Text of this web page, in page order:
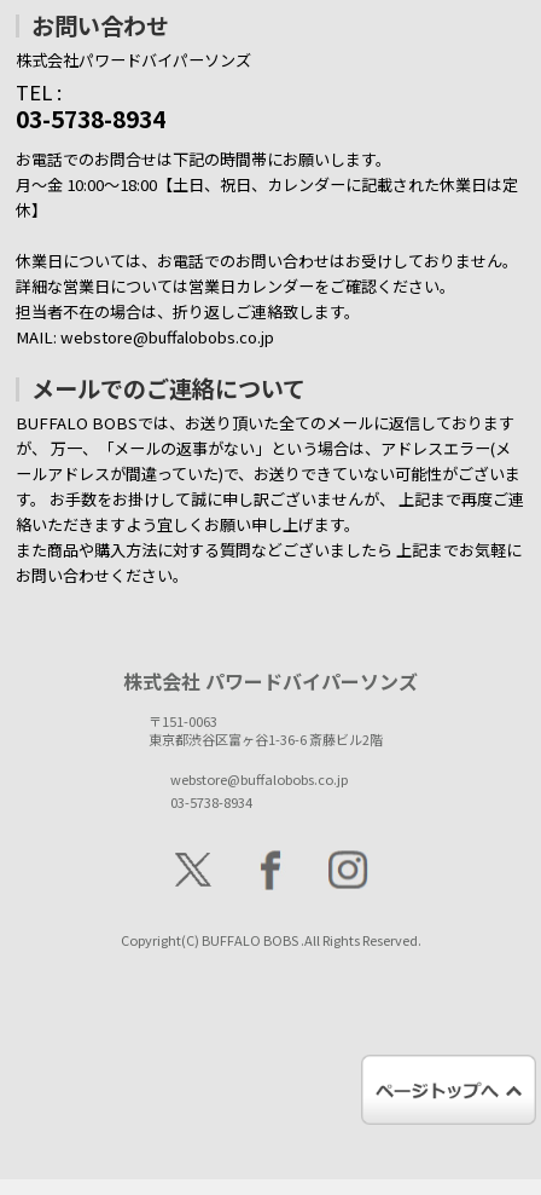
お問い合わせ
株式会社パワードバイパーソンズ
TEL :
03-5738-8934
お電話でのお問合せは下記の時間帯にお願いします。
月～金 10:00～18:00【土日、祝日、カレンダーに記載された休業日は定
休】
休業日については、お電話でのお問い合わせはお受けしておりません。
詳細な営業日については営業日カレンダーをご確認ください。
担当者不在の場合は、折り返しご連絡致します。
MAIL: webstore@buffalobobs.co.jp
メールでのご連絡について
BUFFALO BOBSでは、お送り頂いた全てのメールに返信しております
が、 万一、「メールの返事がない」という場合は、アドレスエラー(メ
ールアドレスが間違っていた)で、お送りできていない可能性がございま
す。 お手数をお掛けして誠に申し訳ございませんが、 上記まで再度ご連
絡いただきますよう宜しくお願い申し上げます。
また商品や購入方法に対する質問などございましたら上記までお気軽に
お問い合わせください。
株式会社 パワードバイパーソンズ
〒151-0063
東京都渋谷区富ヶ谷1-36-6 斎藤ビル2階
webstore@buffalobobs.co.jp
03-5738-8934
Copyright(C) BUFFALO BOBS .All Rights Reserved.